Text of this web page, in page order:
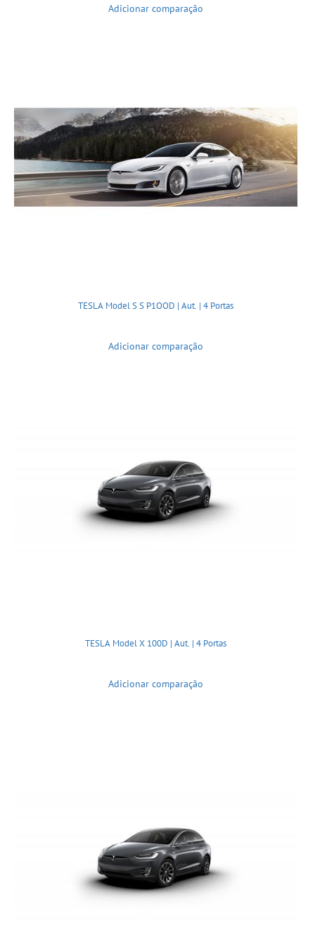
Adicionar comparação
TESLA Model S S P1OOD | Aut. | 4 Portas
Adicionar comparação
TESLA Model X 100D | Aut. | 4 Portas
Adicionar comparação